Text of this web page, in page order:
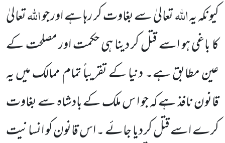
کیونکہ یہاللہتعالیٰ سے بغاوت کر رہا ہے اور جواللہتعالیٰ
کا باغی ہو اسے قتل کر دینا ہی حکمت اور مصلحت کے
عین مطابق ہے۔ دنیا کے تقریباً تمام ممالک میں یہ
قانون نافذ ہے کہ جو ا س ملک کے بادشاہ سے بغاوت
کرے اسے قتل کر دیا جائے ۔ اس قانون کو انسانیت